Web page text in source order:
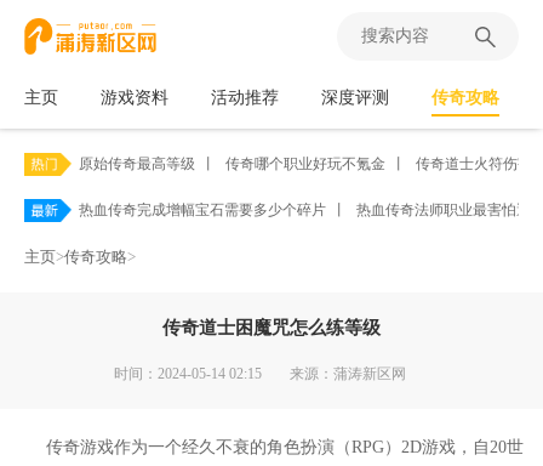
主页 游戏资料 活动推荐 深度评测 传奇攻略
原始传奇最高等级 传奇哪个职业好玩不氪金 传奇道士火符伤害
热血传奇完成增幅宝石需要多少个碎片 热血传奇法师职业最害怕遭
主页>传奇攻略>
传奇道士困魔咒怎么练等级
时间：2024-05-14 02:15 来源：蒲涛新区网
传奇游戏作为一个经久不衰的角色扮演（RPG）2D游戏，自20世